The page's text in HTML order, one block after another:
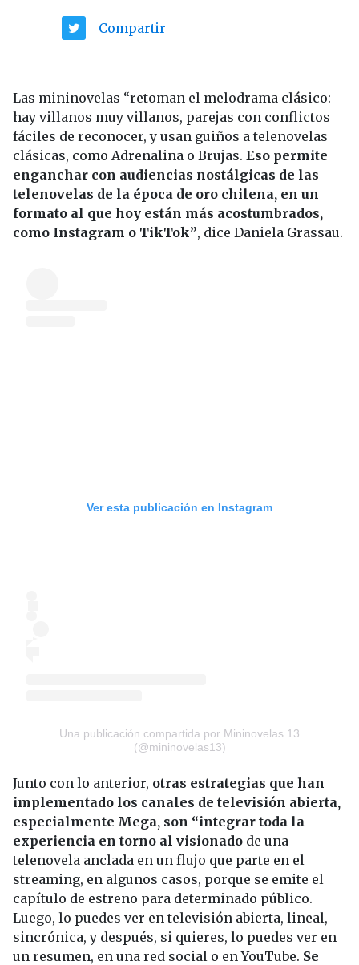
Compartir
Las mininovelas “retoman el melodrama clásico:
hay villanos muy villanos, parejas con conflictos
fáciles de reconocer, y usan guiños a telenovelas
clásicas, como Adrenalina o Brujas. Eso permite
enganchar con audiencias nostálgicas de las
telenovelas de la época de oro chilena, en un
formato al que hoy están más acostumbrados,
como Instagram o TikTok”, dice Daniela Grassau.
Ver esta publicación en Instagram
Una publicación compartida por Mininovelas 13
(@mininovelas13)
Junto con lo anterior, otras estrategias que han
implementado los canales de televisión abierta,
especialmente Mega, son “integrar toda la
experiencia en torno al visionado de una
telenovela anclada en un flujo que parte en el
streaming, en algunos casos, porque se emite el
capítulo de estreno para determinado público.
Luego, lo puedes ver en televisión abierta, lineal,
sincrónica, y después, si quieres, lo puedes ver en
un resumen, en una red social o en YouTube. Se